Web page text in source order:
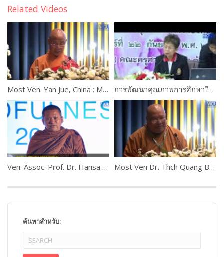
Related Videos
Most Ven. Yan Jue, China : Messages from Political and Religious leaders การพัฒนาคุณภาพการศึกษาในสถาบันศึกษา : ครูกับการประกันคุณภาพการศึกษา โดย ดร.นิทรา ฉิ่นไพศาล
Ven. Assoc. Prof. Dr. Hansa Dhammahaso Most Ven Dr. Thch Quang Ba, Australia
ค้นหาสำหรับ: